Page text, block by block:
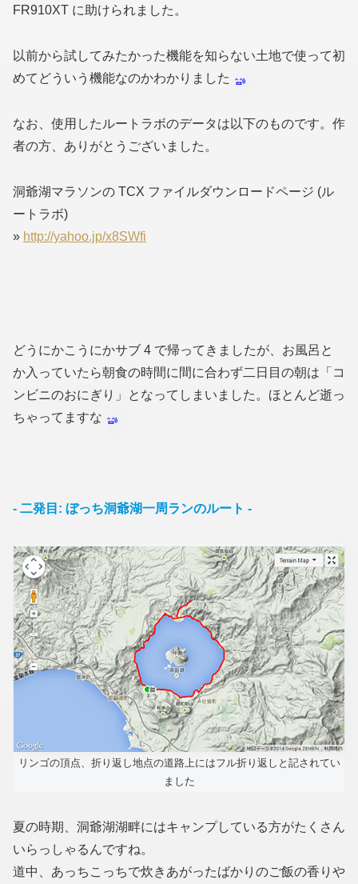
FR910XT に助けられました。
以前から試してみたかった機能を知らない土地で使って初
めてどういう機能なのかわかりました
なお、使用したルートラボのデータは以下のものです。作
者の方、ありがとうございました。
洞爺湖マラソンの TCX ファイルダウンロードページ (ル
ートラボ)
» http://yahoo.jp/x8SWfi
どうにかこうにかサブ 4 で帰ってきましたが、お風呂と
か入っていたら朝食の時間に間に合わず二日目の朝は「コ
ンビニのおにぎり」となってしまいました。ほとんど逝っ
ちゃってますな
- 二発目: ぼっち洞爺湖一周ランのルート -
リンゴの頂点、折り返し地点の道路上にはフル折り返しと記されてい
ました
夏の時期、洞爺湖湖畔にはキャンプしている方がたくさん
いらっしゃるんですね。
道中、あっちこっちで炊きあがったばかりのご飯の香りや